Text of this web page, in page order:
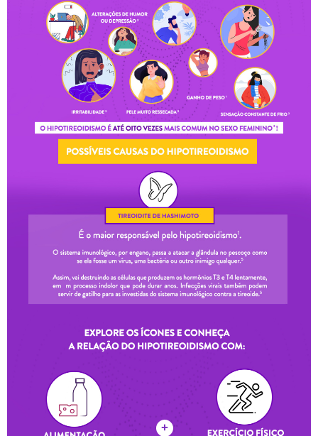
Como Usar?
Os comprimidos devem ser tomados por via oral com
um copo de água. A recomendação da bula é fazer o
uso em dose única diária, preferencialmente de 30
minutos a 1 hora antes do café da manhã.
A dosagem exata deve ser individualizada pelo médico
com base em exames laboratoriais periódicos que
avaliam a função tireoidiana.
Em caso de dose esquecida, tome-a o mais rápido
possível no mesmo dia. Se estiver próximo ao horário
da dose seguinte, pule a dose esquecida e siga o
esquema regular. Nunca dobre a dose recomendada.
Efeitos Colaterais e Precauções
O Synthroid (levotiroxina sódica) é contraindicado para
pessoas com hipertireoidismo subclínico não tratado,
infarto agudo do miocárdio recente, insuficiência adrenal
não corrigida ou alergia aos componentes da fórmula.
As reações adversas mais frequentes costumam
decorrer de doses acima das necessidades individuais e
Palpitações, taquicardia ou arritmia cardíaca
Cãibras, fraqueza muscular e dor de cabeça
Intolerância ao calor, sudorese excessiva e perda de
peso
Este medicamento contém lactose e sacarose, devendo